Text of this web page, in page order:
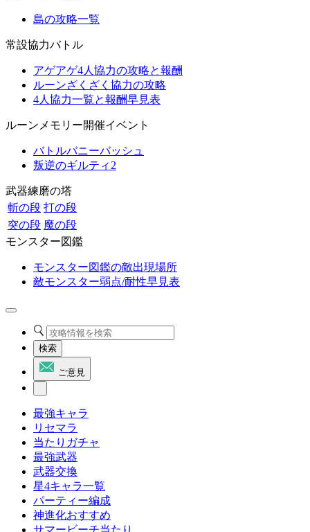
島の攻略一覧
常設協力バトル
アゲアゲ4人協力の攻略と報酬
ルーンざくざく協力の攻略
4人協力一覧と報酬早見表
ルーンメモリー開催イベント
バトルバニーバッシュ
叛逆のギルティ2
武器練磨の塔
斬の段 打の段
突の段 魔の段
モンスター図鑑
モンスター図鑑の敵出現場所
敵モンスター弱点/耐性早見表
検索
ご意見
最強キャラ
リセマラ
当たりガチャ
最強武器
武器交換
星4キャラ一覧
パーティー編成
神進化おすすめ
サマービーチ当たり